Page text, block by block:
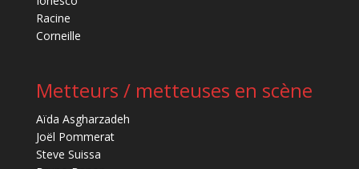
Racine
Corneille
Metteurs / metteuses en scène
Aïda Asgharzadeh
Joël Pommerat
Steve Suissa